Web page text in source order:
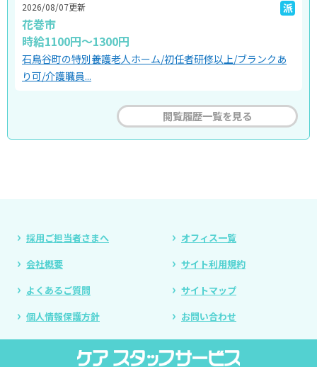
2026/08/07更新 派
花巻市
時給1100円～1300円
石鳥谷町の特別養護老人ホーム/初任者研修以上/ブランクあ
り可/介護職員...
閲覧履歴一覧を見る
採用ご担当者さまへ
オフィス一覧
会社概要
サイト利用規約
よくあるご質問
サイトマップ
個人情報保護方針
お問い合わせ